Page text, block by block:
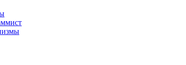
каб. 210 (2 этаж), +7(953)238-78-92